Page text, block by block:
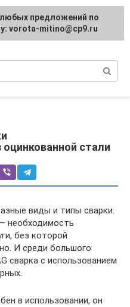
и
стали
виды и типы сварки.
необходимость
без которой
И среди большого
сварка с использованием
в использовании, он
предложений по
vorota-mitino@cp9.ru